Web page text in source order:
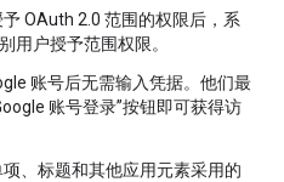
OAuth 2.0 范围的权限后，系
用户授予范围权限。
账号后无需输入凭据。他们最
账号登录”按钮即可获得访
、标题和其他应用元素采用的